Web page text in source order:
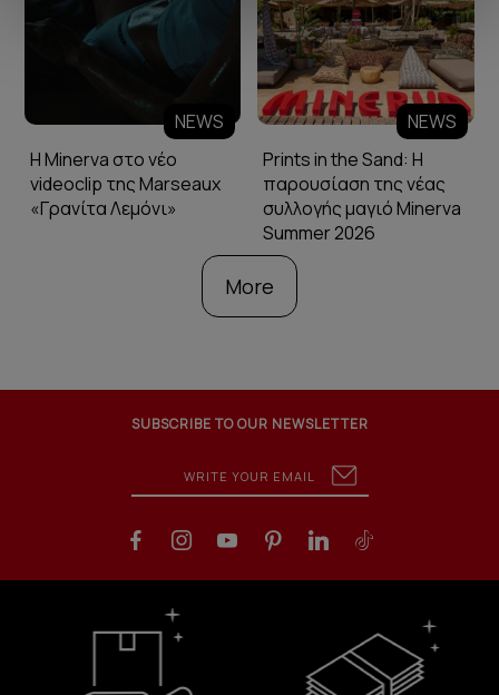
NEWS
Η Minerva στο νέο
videoclip της Marseaux
«Γρανίτα Λεμόνι»
NEWS
Prints in the Sand: Η
παρουσίαση της νέας
συλλογής μαγιό Minerva
Summer 2026
More
SUBSCRIBE TO OUR NEWSLETTER